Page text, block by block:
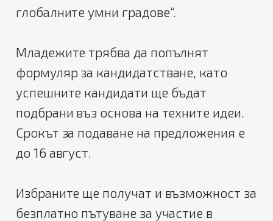
глобалните умни градове“.
Младежите трябва да попълнят
формуляр за кандидатстване, като
успешните кандидати ще бъдат
подбрани въз основа на техните идеи.
Срокът за подаване на предложения е
до 16 август.
Избраните ще получат и възможност за
безплатно пътуване за участие в